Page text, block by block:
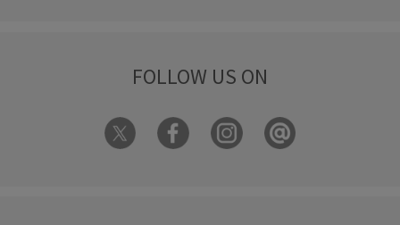
FOLLOW US ON